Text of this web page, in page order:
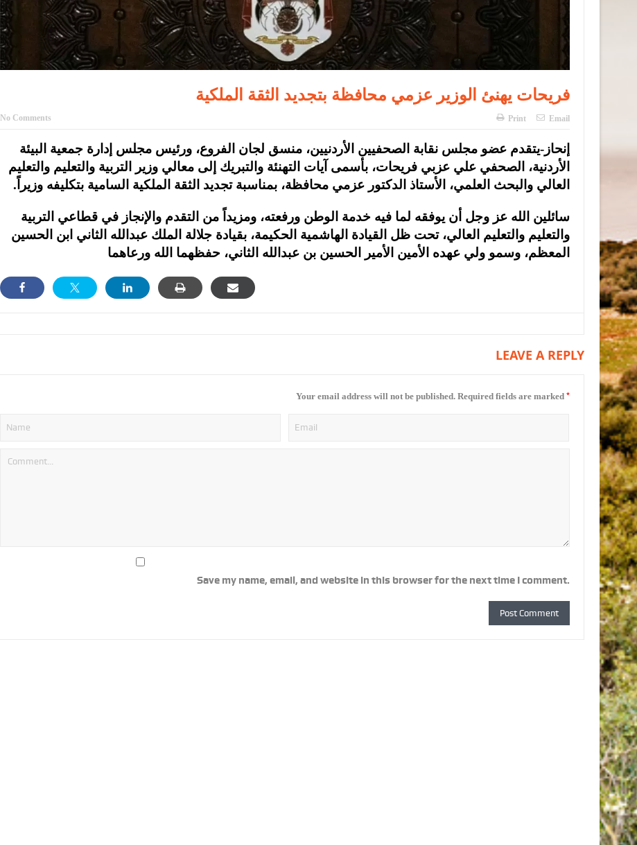
فريحات يهنئ الوزير عزمي محافظة بتجديد الثقة الملكية
No Comments Print Email
إنحاز-يتقدم عضو مجلس نقابة الصحفيين الأردنيين، منسق لجان الفروع، ورئيس مجلس إدارة جمعية البيئة
الأردنية، الصحفي علي عزبي فريحات، بأسمى آيات التهنئة والتبريك إلى معالي وزير التربية والتعليم والتعليم
العالي والبحث العلمي، الأستاذ الدكتور عزمي محافظة، بمناسبة تجديد الثقة الملكية السامية بتكليفه وزيراً.
سائلين الله عز وجل أن يوفقه لما فيه خدمة الوطن ورفعته، ومزيداً من التقدم والإنجاز في قطاعي التربية
والتعليم والتعليم العالي، تحت ظل القيادة الهاشمية الحكيمة، بقيادة جلالة الملك عبدالله الثاني ابن الحسين
المعظم، وسمو ولي عهده الأمين الأمير الحسين بن عبدالله الثاني، حفظهما الله ورعاهما
LEAVE A REPLY
Your email address will not be published. Required fields are marked *
Save my name, email, and website in this browser for the next time I comment.